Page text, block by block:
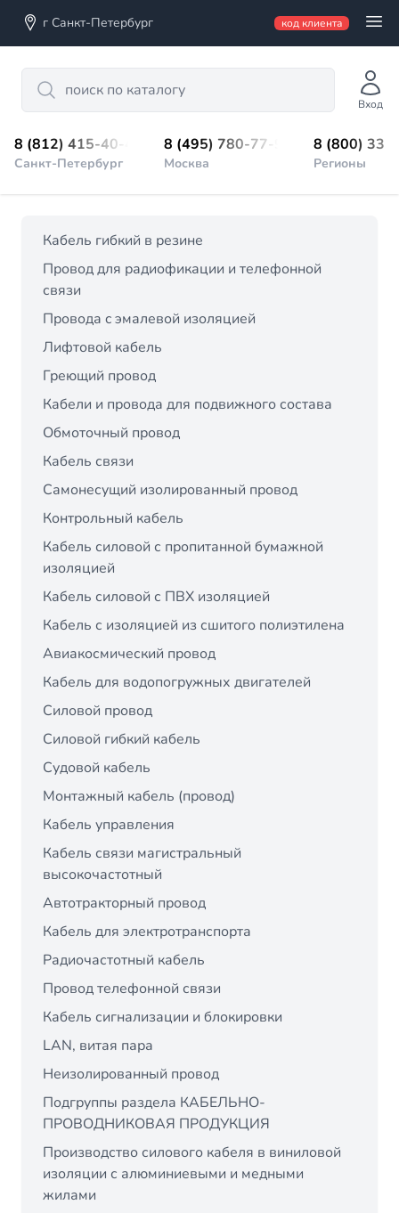
г Санкт-Петербург код клиента
Search
Вход
8 (812) 415-40-45
Санкт-Петербург
8 (495) 780-77-98
Москва
8 (800)
Регионы
Кабель гибкий в резине
Провод для радиофикации и телефонной
связи
Провода c эмалевой изоляцией
Лифтовой кабель
Греющий провод
Кабели и провода для подвижного состава
Обмоточный провод
Кабель связи
Самонесущий изолированный провод
Контрольный кабель
Кабель силовой с пропитанной бумажной
изоляцией
Кабель силовой с ПВХ изоляцией
Кабель с изоляцией из сшитого полиэтилена
Авиакосмический провод
Кабель для водопогружных двигателей
Силовой провод
Силовой гибкий кабель
Судовой кабель
Монтажный кабель (провод)
Кабель управления
Кабель связи магистральный
высокочастотный
Автотракторный провод
Кабель для электротранспорта
Радиочастотный кабель
Провод телефонной связи
Кабель сигнализации и блокировки
LAN, витая пара
Неизолированный провод
Подгруппы раздела КАБЕЛЬНО-
ПРОВОДНИКОВАЯ ПРОДУКЦИЯ
Производство силового кабеля в виниловой
изоляции с алюминиевыми и медными
жилами